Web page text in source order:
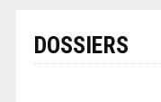
DOSSIERS